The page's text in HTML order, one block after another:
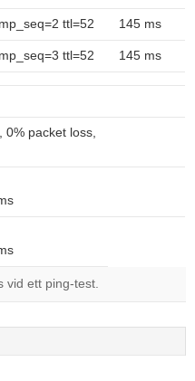
ttl=52 145 ms
ttl=52 145 ms
0% packet loss,
vid ett ping-test.